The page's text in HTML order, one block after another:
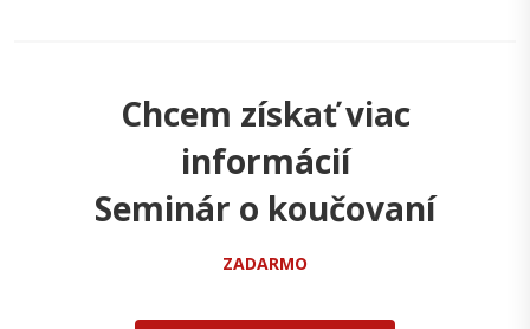
Chcem získať viac
informácií
Seminár o koučovaní
ZADARMO